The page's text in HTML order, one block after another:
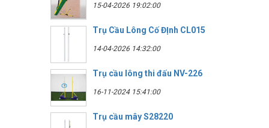
15-04-2026 19:02:00
Trụ Cầu Lông Cố ĐỊnh CL015
14-04-2026 14:32:00
Trụ cầu lông thi đấu NV-226
16-11-2024 15:41:00
Trụ cầu mây S28220